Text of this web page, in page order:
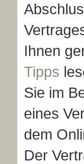
Ihnen
Tipps
Sie im
eines
dem
Der